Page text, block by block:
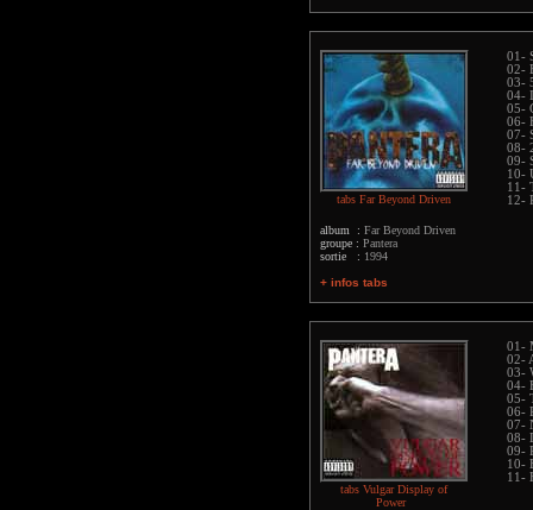
tabs Far Beyond Driven
album : Far Beyond Driven
groupe : Pantera
sortie : 1994
+ infos tabs
01-
02-
03-
04-
05-
06-
07-
08-
09-
10-
11-
12-
tabs Vulgar Display of
Power
01-
02-
03-
04-
05-
06-
07-
08-
09-
10-
11-